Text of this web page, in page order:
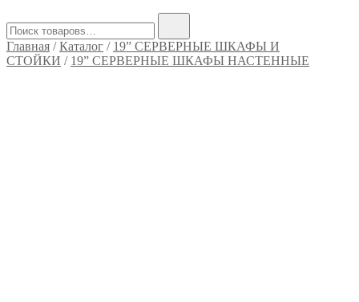
Главная /Каталог / 19” СЕРВЕРНЫЕ ШКАФЫ И
СТОЙКИ / 19” СЕРВЕРНЫЕ ШКАФЫ НАСТЕННЫЕ